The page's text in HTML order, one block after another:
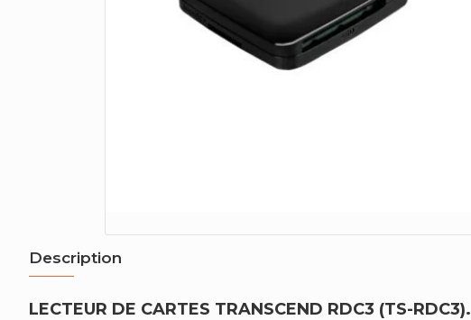
Description
LECTEUR DE CARTES TRANSCEND RDC3 (TS-RDC3).